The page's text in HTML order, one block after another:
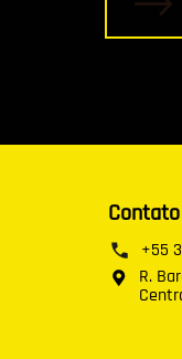
Contato
+55
R.